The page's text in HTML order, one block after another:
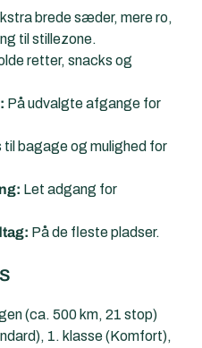
brede sæder, mere ro,
til stillezone.
retter, snacks og
På udvalgte afgange for
til bagage og mulighed for
Let adgang for
På de fleste pladser.
(ca. 500 km, 21 stop)
1. klasse (Komfort),